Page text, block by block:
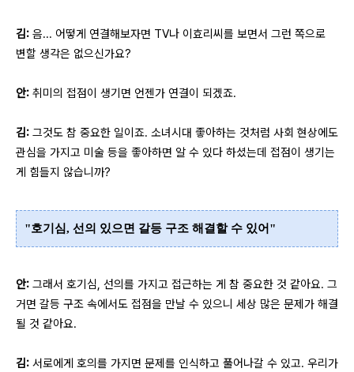
김: 음... 어떻게 연결해보자면 TV나 이효리씨를 보면서 그런 쪽으로
변할 생각은 없으신가요?
안: 취미의 접점이 생기면 언젠가 연결이 되겠죠.
김: 그것도 참 중요한 일이죠. 소녀시대 좋아하는 것처럼 사회 현상에도
관심을 가지고 미술 등을 좋아하면 알 수 있다 하셨는데 접점이 생기는
게 힘들지 않습니까?
"호기심, 선의 있으면 갈등 구조 해결할 수 있어"
안: 그래서 호기심, 선의를 가지고 접근하는 게 참 중요한 것 같아요. 그
거면 갈등 구조 속에서도 접점을 만날 수 있으니 세상 많은 문제가 해결
될 것 같아요.
김: 서로에게 호의를 가지면 문제를 인식하고 풀어나갈 수 있고. 우리가